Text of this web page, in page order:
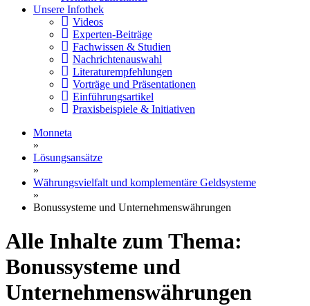
Unsere Infothek
Videos
Experten-Beiträge
Fachwissen & Studien
Nachrichtenauswahl
Literaturempfehlungen
Vorträge und Präsentationen
Einführungsartikel
Praxisbeispiele & Initiativen
Monneta
»
Lösungsansätze
»
Währungsvielfalt und komplementäre Geldsysteme
»
Bonussysteme und Unternehmenswährungen
Alle Inhalte zum Thema:
Bonussysteme und
Unternehmenswährungen